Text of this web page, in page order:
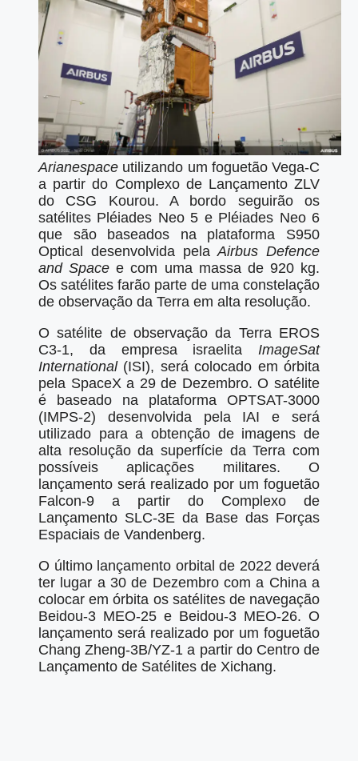
Arianespace utilizando um foguetão Vega-C
a partir do Complexo de Lançamento ZLV
do CSG Kourou. A bordo seguirão os
satélites Pléiades Neo 5 e Pléiades Neo 6
que são baseados na plataforma S950
Optical desenvolvida pelaAirbus Defence
and Space e com uma massa de 920 kg.
Os satélites farão parte de uma constelação
de observação da Terra em alta resolução.
O satélite de observação da Terra EROS
C3-1, da empresa israelita ImageSat
International(ISI), será colocado em órbita
pela SpaceX a 29 de Dezembro. O satélite
é baseado na plataforma OPTSAT-3000
(IMPS-2) desenvolvida pela IAI e será
utilizado para a obtenção de imagens de
alta resolução da superfície da Terra com
possíveis aplicações militares. O
lançamento será realizado por um foguetão
Falcon-9 a partir do Complexo de
Lançamento SLC-3E da Base das Forças
Espaciais de Vandenberg.
O último lançamento orbital de 2022 deverá
ter lugar a 30 de Dezembro com a China a
colocar em órbita os satélites de navegação
Beidou-3 MEO-25 e Beidou-3 MEO-26. O
lançamento será realizado por um foguetão
Chang Zheng-3B/YZ-1 a partir do Centro de
Lançamento de Satélites de Xichang.